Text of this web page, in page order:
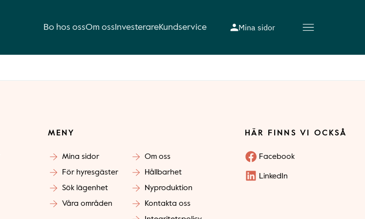
Bo hos ossOm oss InvesterareKundservice Mina sidor
MENY
Mina sidor
För hyresgäster
Sök lägenhet
Våra områden
Om oss
Hållbarhet
Nyproduktion
Kontakta oss
HÄR FINNS VI OCKSÅ
Facebook
LinkedIn